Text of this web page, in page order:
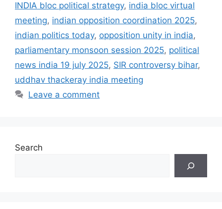
INDIA bloc political strategy, india bloc virtual
meeting, indian opposition coordination 2025,
indian politics today, opposition unity in india,
parliamentary monsoon session 2025, political
news india 19 july 2025, SIR controversy bihar,
uddhav thackeray india meeting
Leave a comment
Search